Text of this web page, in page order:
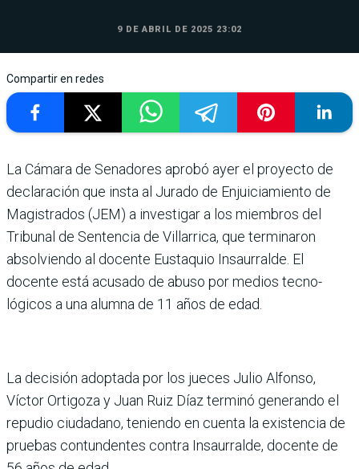
9 DE ABRIL DE 2025 23:02
Compartir en redes
La Cámara de Sena­dores aprobó ayer el proyecto de
declara­ción que insta al Jurado de Enjuiciamiento de
Magis­trados (JEM) a investigar a los miembros del
Tribu­nal de Sentencia de Villa­rrica, que terminaron
absolviendo al docente Eustaquio Insaurralde. El
docente está acusado de abuso por medios tecno­
lógicos a una alumna de 11 años de edad.
La decisión adoptada por los jueces Julio Alfonso,
Víctor Ortigoza y Juan Ruiz Díaz terminó generando el
repu­dio ciudadano, teniendo en cuenta la existencia de
prue­bas contundentes contra Insaurralde, docente de